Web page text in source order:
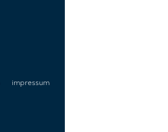
impressum